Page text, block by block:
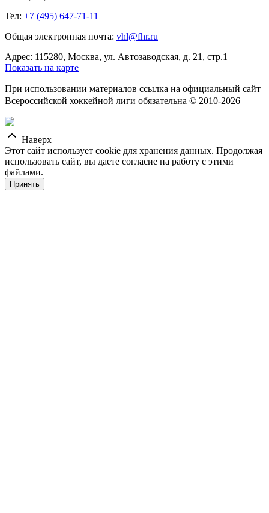
Тел: +7 (495) 647-71-11
Общая электронная почта: vhl@fhr.ru
Адрес: 115280, Москва, ул. Автозаводская, д. 21, стр.1
Показать на карте
При использовании материалов ссылка на официальный сайт
Всероссийской хоккейной лиги обязательна © 2010-2026
Наверх
Этот сайт использует cookie для хранения данных. Продолжая
использовать сайт, вы даете согласие на работу с этими
файлами.
Принять